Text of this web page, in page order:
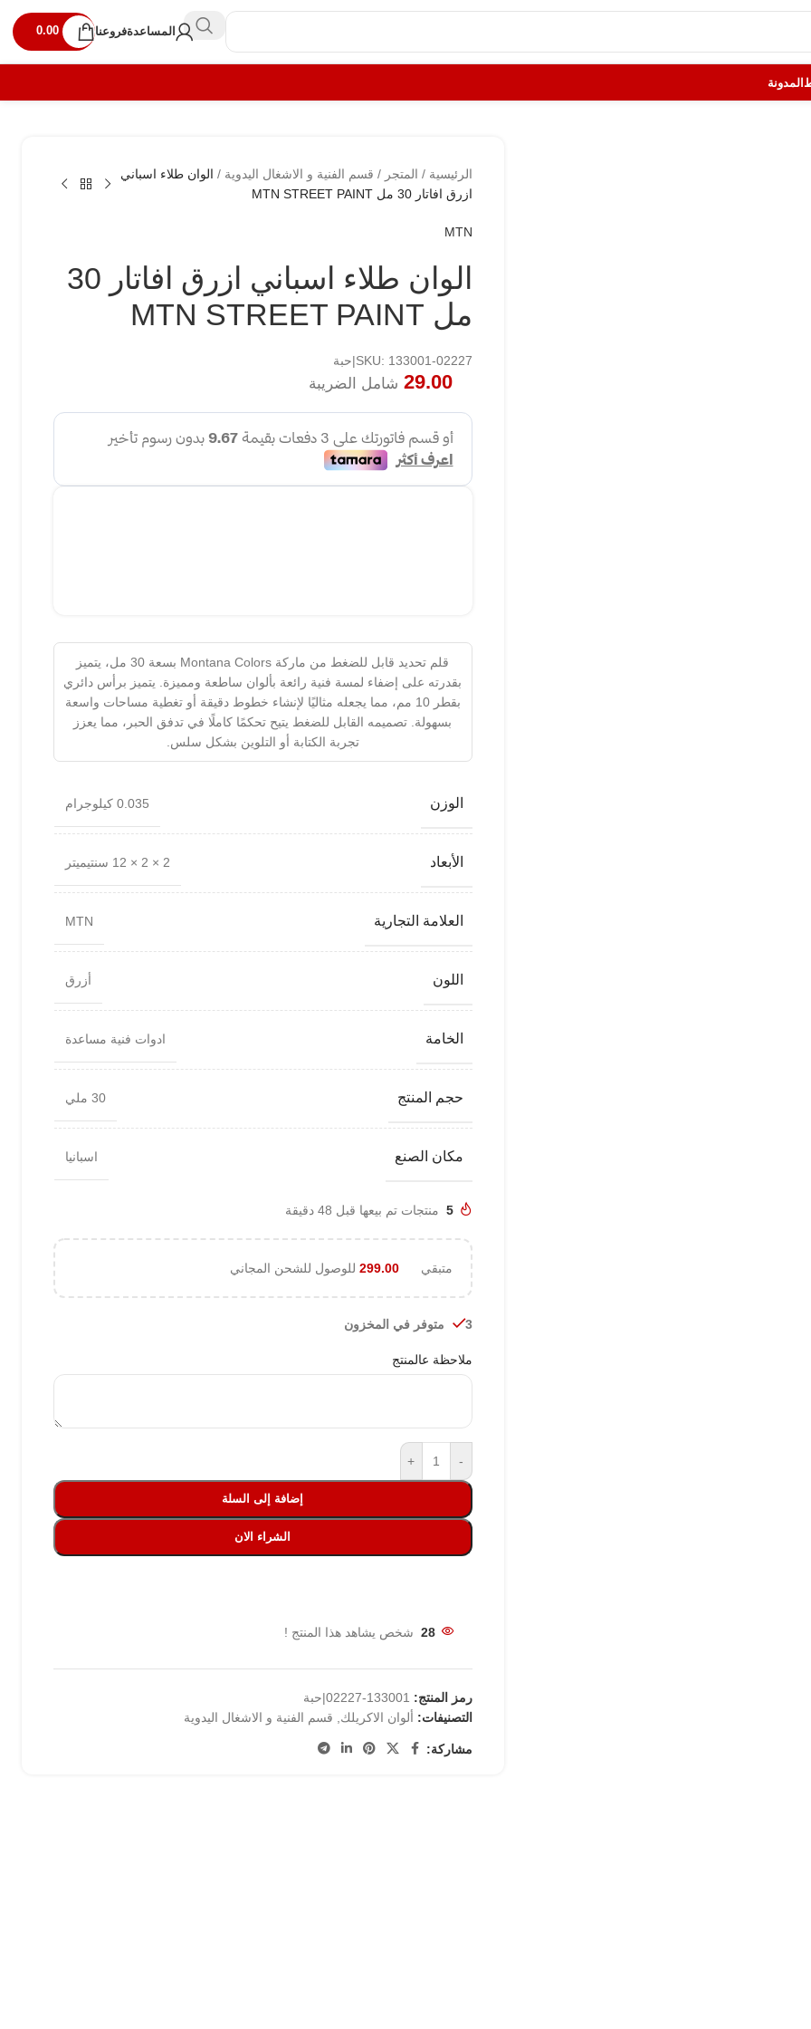
المساعدةفروعنا 0.00
المدونة
الرئيسية / المتجر / قسم الفنية و الاشغال اليدوية / الوان طلاء اسباني
ازرق افاتار 30 مل MTN STREET PAINT
MTN
الوان طلاء اسباني ازرق افاتار 30
مل MTN STREET PAINT
SKU: 133001-02227|حبة
29.00 شامل الضريبة
قلم تحديد قابل للضغط من ماركة Montana Colors بسعة 30 مل، يتميز
بقدرته على إضفاء لمسة فنية رائعة بألوان ساطعة ومميزة. يتميز برأس دائري
بقطر 10 مم، مما يجعله مثاليًا لإنشاء خطوط دقيقة أو تغطية مساحات واسعة
بسهولة. تصميمه القابل للضغط يتيح تحكمًا كاملًا في تدفق الحبر، مما يعزز
تجربة الكتابة أو التلوين بشكل سلس.
الوزن 0.035 كيلوجرام
الأبعاد 2 × 2 × 12 سنتيميتر
العلامة التجارية MTN
اللون أزرق
الخامة ادوات فنية مساعدة
حجم المنتج 30 ملي
مكان الصنع اسبانيا
5 منتجات تم بيعها قبل 48 دقيقة
متبقي 299.00 للوصول للشحن المجاني
3 متوفر في المخزون
ملاحظة عالمنتج
-
+
إضافة إلى السلة
الشراء الان
28 شخص يشاهد هذا المنتج !
رمز المنتج: 133001-02227|حبة
التصنيفات: ألوان الاكريلك قسم الفنية و الاشغال اليدوية
مشاركة: